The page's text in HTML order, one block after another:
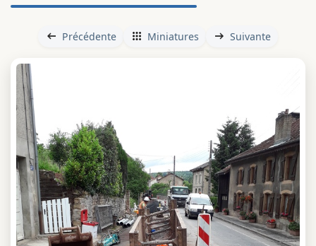
Précédente Miniatures Suivante